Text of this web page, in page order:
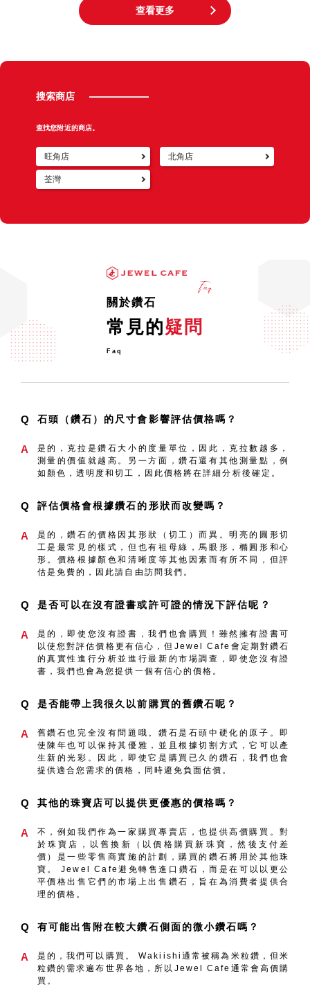
魅力十足的K10（10K金）
玫瑰金（Pink Gold）是什麼材質會褪
色、過敏嗎
疑問呢？ 「雖然喜歡，但不知道適不適合自己」
「聽說很容
查看更多
搜索商店
查找您附近的商店。
旺角店 北角店
荃灣
關於鑽石
常見的疑問
Faq
Q 石頭（鑽石）的尺寸會影響評估價格嗎？
A
是的，克拉是鑽石大小的度量單位，因此，克拉數越多，
測量的價值就越高。另一方面，鑽石還有其他測量點，例
如顏色，透明度和切工，因此價格將在詳細分析後確定。
Q 評估價格會根據鑽石的形狀而改變嗎？
A
是的，鑽石的價格因其形狀（切工）而異。明亮的圓形切
工是最常見的樣式，但也有祖母綠，馬眼形，橢圓形和心
形。價格根據顏色和清晰度等其他因素而有所不同，但評
估是免費的，因此請自由訪問我們。
Q 是否可以在沒有證書或許可證的情況下評估呢？
A
是的，即使您沒有證書，我們也會購買！雖然擁有證書可
以使您對評估價格更有信心，但Jewel Cafe會定期對鑽石
的真實性進行分析並進行最新的市場調查，即使您沒有證
書，我們也會為您提供一個有信心的價格。
Q 是否能帶上我很久以前購買的舊鑽石呢？
A
舊鑽石也完全沒有問題哦。鑽石是石頭中硬化的原子。即
使陳年也可以保持其優雅，並且根據切割方式，它可以產
生新的光彩。因此，即使它是購買已久的鑽石，我們也會
提供適合您需求的價格，同時避免負面估價。
Q 其他的珠寶店可以提供更優惠的價格嗎？
A
不，例如我們作為一家購買專賣店，也提供高價購買。對
於珠寶店，以舊換新（以價格購買新珠寶，然後支付差
價）是一些零售商實施的計劃，購買的鑽石將用於其他珠
寶。 Jewel Cafe避免轉售進口鑽石，而是在可以以更公
平價格出售它們的市場上出售鑽石，旨在為消費者提供合
理的價格。
Q 有可能出售附在較大鑽石側面的微小鑽石嗎？
A
是的，我們可以購買。 Wakiishi通常被稱為米粒鑽，但米
粒鑽的需求遍布世界各地，所以Jewel Cafe通常會高價購
買。